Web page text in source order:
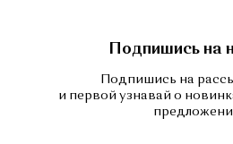
Подпишись на
Подпишись на
и первой узнавай о